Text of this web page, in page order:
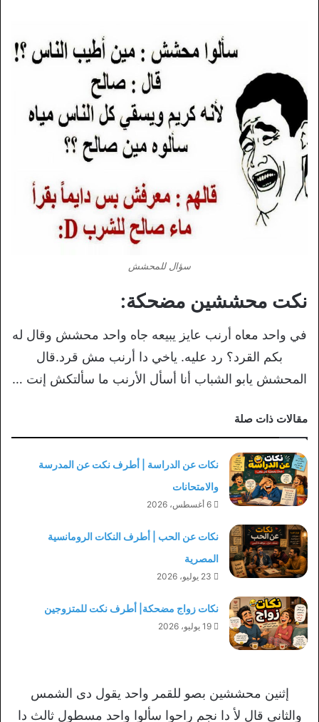
سؤال للمحشش
نكت محششين مضحكة:
في واحد معاه أرنب عايز يبيعه جاه واحد محشش وقال له
بكم القرد؟ رد عليه. ياخي دا أرنب مش قرد.قال
المحشش يابو الشباب أنا أسأل الأرنب ما سألتكش إنت …
مقالات ذات صلة
نكات عن الدراسة | أطرف نكت عن المدرسة
والامتحانات
6 أغسطس، 2026
نكات عن الحب | أطرف النكات الرومانسية
المصرية
23 يوليو، 2026
نكات زواج مضحكة| أطرف نكت للمتزوجين
19 يوليو، 2026
إثنين محششين بصو للقمر واحد يقول دى الشمس
والثانى قال لأ دا نجم راحوا سألوا واحد مسطول ثالث دا